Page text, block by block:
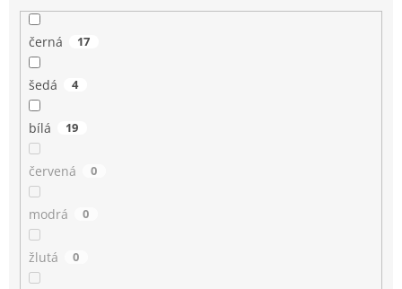
černá 17
šedá 4
bílá 19
červená 0
modrá 0
žlutá 0